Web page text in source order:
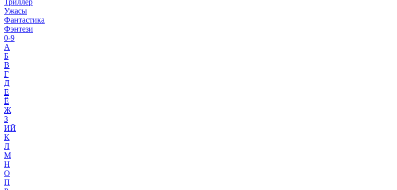
Триллер
Ужасы
Фантастика
Фэнтези
0-9
A
Б
В
Г
Д
Е
Ё
Ж
З
ИЙ
К
Л
М
Н
О
П